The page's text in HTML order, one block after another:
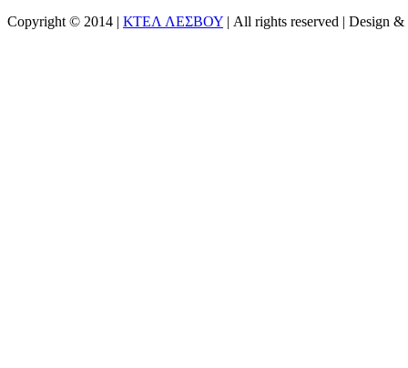
Copyright © 2014 | ΚΤΕΛ ΛΕΣΒΟΥ | All rights reserved | Design &